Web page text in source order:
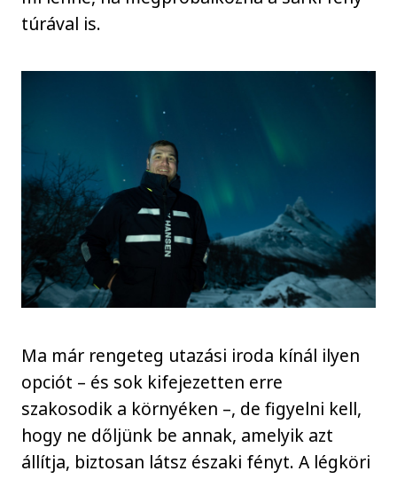
túrával is.
Ma már rengeteg utazási iroda kínál ilyen
opciót – és sok kifejezetten erre
szakosodik a környéken –, de figyelni kell,
hogy ne dőljünk be annak, amelyik azt
állítja, biztosan látsz északi fényt. A légköri